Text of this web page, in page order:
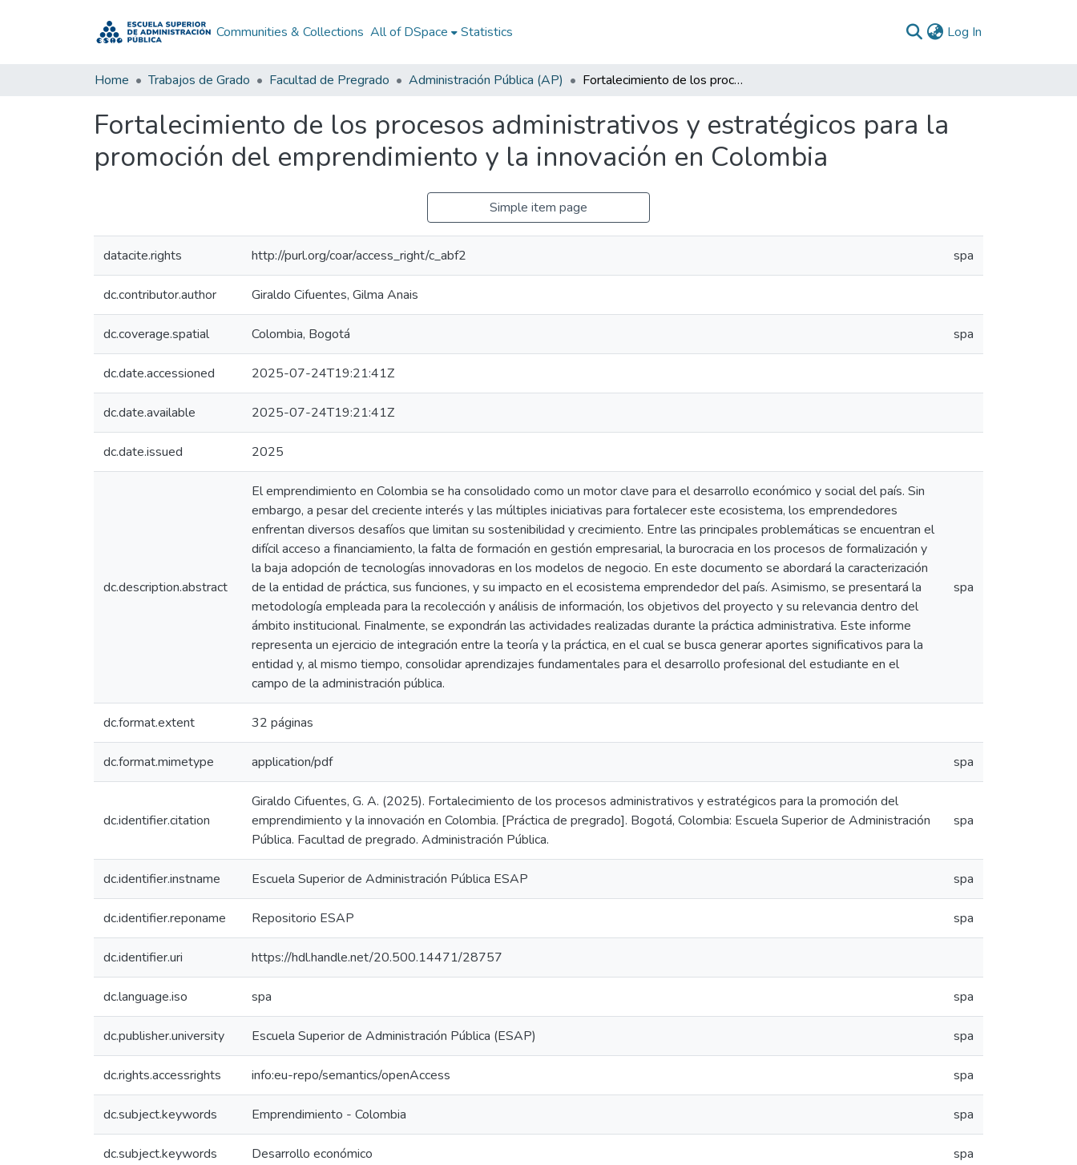
Communities & Collections All of DSpace Statistics Log In
Home Trabajos de Grado Facultad de Pregrado Administración Pública (AP) Fortalecimiento de los procesos administrativos y estratégicos para la promoción del emprendimiento y la innovación en Colombia
Fortalecimiento de los procesos administrativos y estratégicos para la
promoción del emprendimiento y la innovación en Colombia
Simple item page
datacite.rights http://purl.org/coar/access_right/c_abf2 spa
dc.contributor.author Giraldo Cifuentes, Gilma Anais
dc.coverage.spatial Colombia, Bogotá spa
dc.date.accessioned 2025-07-24T19:21:41Z
dc.date.available 2025-07-24T19:21:41Z
dc.date.issued 2025
dc.description.abstract
El emprendimiento en Colombia se ha consolidado como un motor clave para el desarrollo económico y social del país. Sin
embargo, a pesar del creciente interés y las múltiples iniciativas para fortalecer este ecosistema, los emprendedores
enfrentan diversos desafíos que limitan su sostenibilidad y crecimiento. Entre las principales problemáticas se encuentran el
difícil acceso a financiamiento, la falta de formación en gestión empresarial, la burocracia en los procesos de formalización y
la baja adopción de tecnologías innovadoras en los modelos de negocio. En este documento se abordará la caracterización
de la entidad de práctica, sus funciones, y su impacto en el ecosistema emprendedor del país. Asimismo, se presentará la
metodología empleada para la recolección y análisis de información, los objetivos del proyecto y su relevancia dentro del
ámbito institucional. Finalmente, se expondrán las actividades realizadas durante la práctica administrativa. Este informe
representa un ejercicio de integración entre la teoría y la práctica, en el cual se busca generar aportes significativos para la
entidad y, al mismo tiempo, consolidar aprendizajes fundamentales para el desarrollo profesional del estudiante en el
campo de la administración pública.
spa
dc.format.extent 32 páginas
dc.format.mimetype application/pdf spa
dc.identifier.citation
Giraldo Cifuentes, G. A. (2025). Fortalecimiento de los procesos administrativos y estratégicos para la promoción del
emprendimiento y la innovación en Colombia. [Práctica de pregrado]. Bogotá, Colombia: Escuela Superior de Administración
Pública. Facultad de pregrado. Administración Pública.
spa
dc.identifier.instname Escuela Superior de Administración Pública ESAP spa
dc.identifier.reponame Repositorio ESAP spa
dc.identifier.uri https://hdl.handle.net/20.500.14471/28757
dc.language.iso spa spa
dc.publisher.university Escuela Superior de Administración Pública (ESAP) spa
dc.rights.accessrights info:eu-repo/semantics/openAccess spa
dc.subject.keywords Emprendimiento - Colombia spa
dc.subject.keywords Desarrollo económico spa